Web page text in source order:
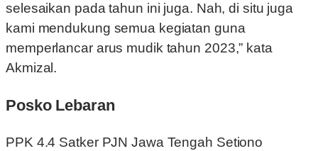
selesaikan pada tahun ini juga. Nah, di situ juga
kami mendukung semua kegiatan guna
memperlancar arus mudik tahun 2023,” kata
Akmizal.
Posko Lebaran
PPK 4.4 Satker PJN Jawa Tengah Setiono